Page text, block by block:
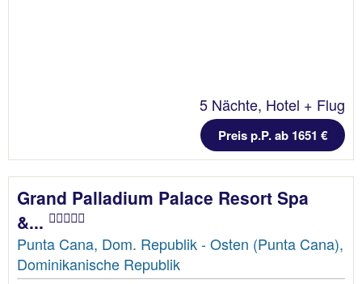
5 Nächte, Hotel + Flug
Preis p.P. ab 1651 €
Grand Palladium Palace Resort Spa
&...
Punta Cana, Dom. Republik - Osten (Punta Cana),
Dominikanische Republik